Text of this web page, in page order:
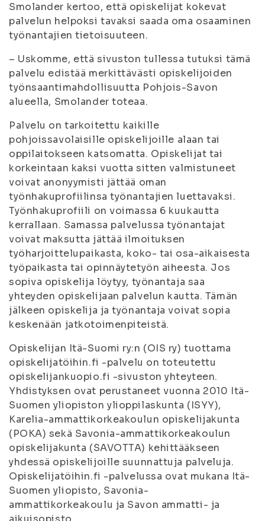
Smolander kertoo, että opiskelijat kokevat
palvelun helpoksi tavaksi saada oma osaaminen
työnantajien tietoisuuteen.
– Uskomme, että sivuston tullessa tutuksi tämä
palvelu edistää merkittävästi opiskelijoiden
työnsaantimahdollisuutta Pohjois-Savon
alueella, Smolander toteaa.
Palvelu on tarkoitettu kaikille
pohjoissavolaisille opiskelijoille alaan tai
oppilaitokseen katsomatta. Opiskelijat tai
korkeintaan kaksi vuotta sitten valmistuneet
voivat anonyymisti jättää oman
työnhakuprofiilinsa työnantajien luettavaksi.
Työnhakuprofiili on voimassa 6 kuukautta
kerrallaan. Samassa palvelussa työnantajat
voivat maksutta jättää ilmoituksen
työharjoittelupaikasta, koko- tai osa-aikaisesta
työpaikasta tai opinnäytetyön aiheesta. Jos
sopiva opiskelija löytyy, työnantaja saa
yhteyden opiskelijaan palvelun kautta. Tämän
jälkeen opiskelija ja työnantaja voivat sopia
keskenään jatkotoimenpiteistä.
Opiskelijan Itä-Suomi ry:n (OIS ry) tuottama
opiskelijatöihin.fi -palvelu on toteutettu
opiskelijankuopio.fi -sivuston yhteyteen.
Yhdistyksen ovat perustaneet vuonna 2010 Itä-
Suomen yliopiston ylioppilaskunta (ISYY),
Karelia-ammattikorkeakoulun opiskelijakunta
(POKA) sekä Savonia-ammattikorkeakoulun
opiskelijakunta (SAVOTTA) kehittääkseen
yhdessä opiskelijoille suunnattuja palveluja.
Opiskelijatöihin.fi -palvelussa ovat mukana Itä-
Suomen yliopisto, Savonia-
ammattikorkeakoulu ja Savon ammatti- ja